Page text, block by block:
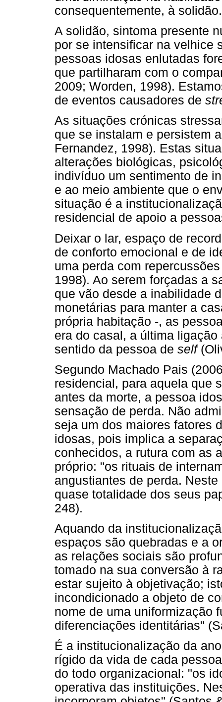
consequentemente, à solidão.
A solidão, sintoma presente
por se intensificar na velhice
pessoas idosas enlutadas
que partilharam com o
2009; Worden, 1998).
de eventos causadores de
As situações crónicas
que se instalam e persistem
Fernandez, 1998). Estas
alterações biológicas,
indivíduo um sentimento de
e ao meio ambiente que o
situação é a
residencial de apoio a
Deixar o lar, espaço de
de conforto emocional e de
uma perda com
1998). Ao serem forçadas a
que vão desde a inabilidade
monetárias para manter a
própria habitação -, as
era do casal, a última
sentido da pessoa de self
Segundo Machado Pais
residencial, para aquela que
antes da morte, a pessoa
sensação de perda. Não
seja um dos maiores fatores
idosas, pois implica a
conhecidos, a rutura com as
próprio: "os rituais de
angustiantes de perda.
quase totalidade dos seus
248).
Aquando da
espaços são quebradas e a
as relações sociais são
tomado na sua conversão à
estar sujeito à objetivação;
incondicionado a objeto de
nome de uma uniformização
diferenciações identitárias"
É a institucionalização da
rígido da vida de cada
do todo organizacional: "os
operativa das instituições.